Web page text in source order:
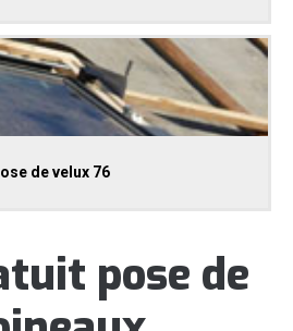
de velux 76
pose de